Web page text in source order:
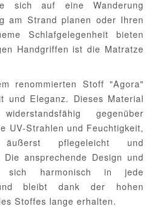
sich auf eine Wanderung
am Strand planen oder Ihren
Schlafgelegenheit bieten
Handgriffen ist die Matratze
renommierten Stoff "Agora"
und Eleganz. Dieses Material
gegenüber
UV-Strahlen und Feuchtigkeit,
pflegeleicht und
Die ansprechende Design und
sich harmonisch in jede
bleibt dank der hohen
Stoffes lange erhalten.